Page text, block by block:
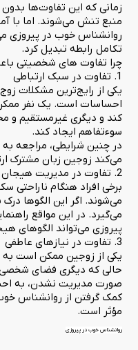
زمانی که این تفاوت‌ها
منبع تنش می‌شوند. اما با
روانشناس خوب در پیروزی
تکامل رابطه تبدیل کرد.
چرا تفاوت های شخصیتی
1. تفاوت در سبک ارتباطی
یکی از رایج‌ترین مشکلات
احساسات است. یک نفر
کند و دیگری غیرمستقیم و
سوءتفاهم ایجاد کند.
در چنین شرایطی، مراجعه
می‌کند زوجین زبان مشترک
2. تفاوت در مدیریت هیجان
برخی افراد هنگام ناراحتی
می‌شوند. اگر این الگوها
می‌گیرد. در این مواقع
پیروزی می‌تواند الگوهای
3. تفاوت در نیازهای عاطفی
یکی از زوجین ممکن است به
حالی که دیگری فضای شخصی
صورت مدیریت نشدن، به
کمک گرفتن از روانشناس
مؤثر است.
روانشناس خوب در پیروزی